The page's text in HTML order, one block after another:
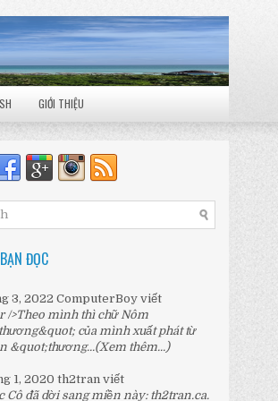
GIỚI THIỆU
ĐỌC
3, 2022 ComputerBoy viết
/>Theo mình thì chữ Nôm
của mình xuất phát từ
&quot;thương...(Xem thêm...)
1, 2020 th2tran viết
Cô đã dời sang miền này: th2tran.ca.